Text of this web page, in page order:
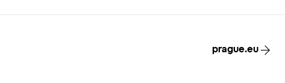
prague.eu